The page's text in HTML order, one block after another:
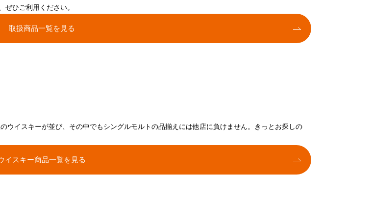
ひご利用ください。
取扱商品一覧を見る
ウイスキーが並び、その中でもシングルモルトの品揃えには他店に負けません。きっとお探しの
イスキー商品一覧を見る